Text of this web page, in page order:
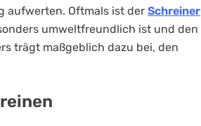
aufwerten. Oftmals ist der Schreiner
umweltfreundlich ist und den
trägt maßgeblich dazu bei, den